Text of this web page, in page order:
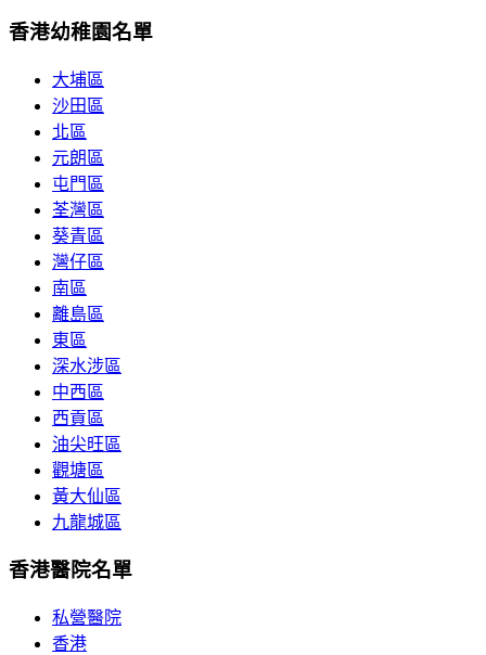
香港幼稚園名單
大埔區
沙田區
北區
元朗區
屯門區
荃灣區
葵青區
灣仔區
南區
離島區
東區
深水涉區
中西區
西貢區
油尖旺區
觀塘區
黃大仙區
九龍城區
香港醫院名單
私營醫院
香港